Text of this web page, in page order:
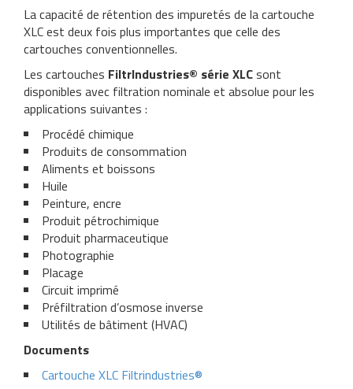
La capacité de rétention des impuretés de la cartouche
XLC est deux fois plus importantes que celle des
cartouches conventionnelles.
Les cartouches FiltrIndustries® série XLCsont
disponibles avec filtration nominale et absolue pour les
applications suivantes :
Procédé chimique
Produits de consommation
Aliments et boissons
Huile
Peinture, encre
Produit pétrochimique
Produit pharmaceutique
Photographie
Placage
Circuit imprimé
Préfiltration d’osmose inverse
Utilités de bâtiment (HVAC)
Documents
Cartouche XLC Filtrindustries®